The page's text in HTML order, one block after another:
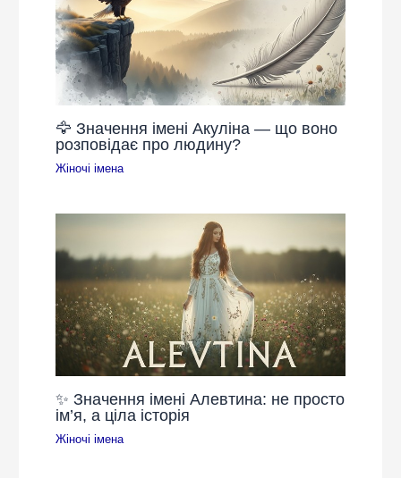
🦅 Значення імені Акуліна — що воно
розповідає про людину?
Жіночі імена
✨ Значення імені Алевтина: не просто
ім’я, а ціла історія
Жіночі імена